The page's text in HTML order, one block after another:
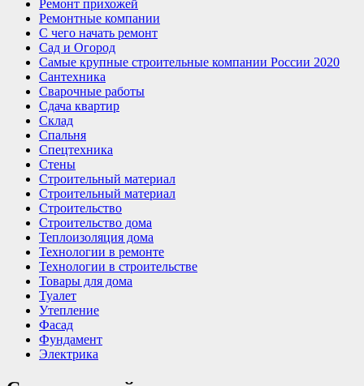
Ремонт прихожей
Ремонтные компании
С чего начать ремонт
Сад и Огород
Самые крупные строительные компании России 2020
Сантехника
Сварочные работы
Сдача квартир
Склад
Спальня
Спецтехника
Стены
Строительный материал
Строительный материал
Строительство
Строительство дома
Теплоизоляция дома
Технологии в ремонте
Технологии в строительстве
Товары для дома
Туалет
Утепление
Фасад
Фундамент
Электрика